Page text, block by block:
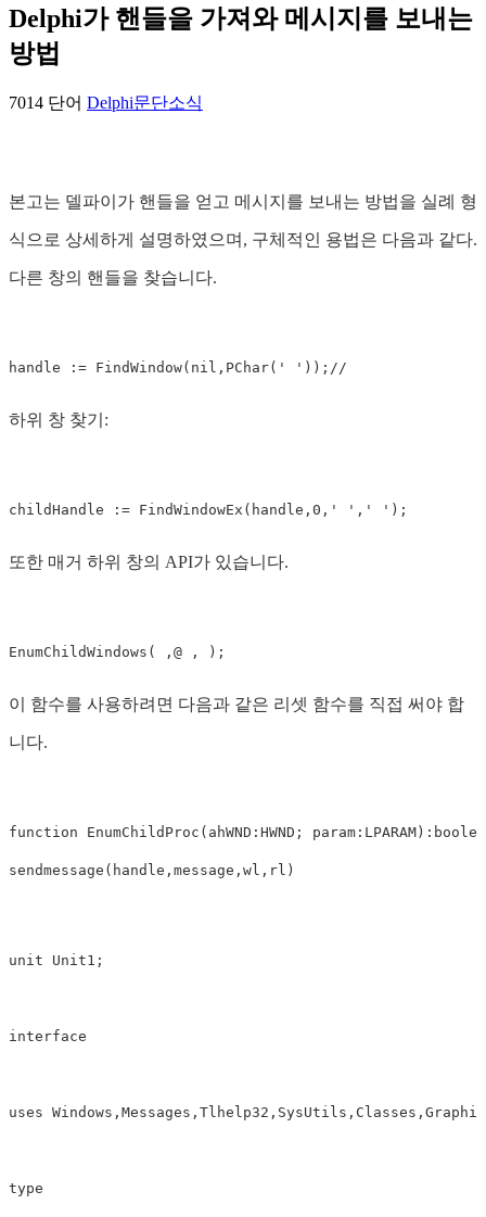
Delphi가 핸들을 가져와 메시지를 보내는
방법
7014 단어 Delphi문단소식
본고는 델파이가 핸들을 얻고 메시지를 보내는 방법을 실례 형
식으로 상세하게 설명하였으며, 구체적인 용법은 다음과 같다.
다른 창의 핸들을 찾습니다.
하위 창 찾기:
또한 매거 하위 창의 API가 있습니다.
이 함수를 사용하려면 다음과 같은 리셋 함수를 직접 써야 합
니다.
function EnumChildProc(ahWND:HWND;
sendmessage(handle,message,wl,rl)
unit Unit1;
interface
uses
type